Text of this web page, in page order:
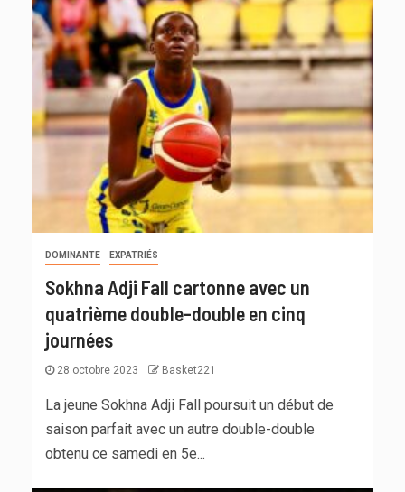
DOMINANTE EXPATRIÉS
Sokhna Adji Fall cartonne avec un
quatrième double-double en cinq
journées
28 octobre 2023 Basket221
La jeune Sokhna Adji Fall poursuit un début de
saison parfait avec un autre double-double
obtenu ce samedi en 5e...